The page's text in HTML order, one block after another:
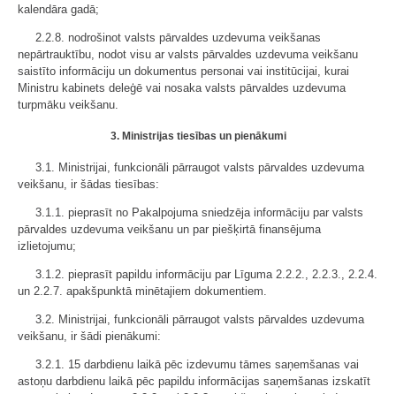
kalendāra gadā;
2.2.8. nodrošinot valsts pārvaldes uzdevuma veikšanas
nepārtrauktību, nodot visu ar valsts pārvaldes uzdevuma veikšanu
saistīto informāciju un dokumentus personai vai institūcijai, kurai
Ministru kabinets deleģē vai nosaka valsts pārvaldes uzdevuma
turpmāku veikšanu.
3. Ministrijas tiesības un pienākumi
3.1. Ministrijai, funkcionāli pārraugot valsts pārvaldes uzdevuma
veikšanu, ir šādas tiesības:
3.1.1. pieprasīt no Pakalpojuma sniedzēja informāciju par valsts
pārvaldes uzdevuma veikšanu un par piešķirtā finansējuma
izlietojumu;
3.1.2. pieprasīt papildu informāciju par Līguma 2.2.2., 2.2.3., 2.2.4.
un 2.2.7. apakšpunktā minētajiem dokumentiem.
3.2. Ministrijai, funkcionāli pārraugot valsts pārvaldes uzdevuma
veikšanu, ir šādi pienākumi:
3.2.1. 15 darbdienu laikā pēc izdevumu tāmes saņemšanas vai
astoņu darbdienu laikā pēc papildu informācijas saņemšanas izskatīt